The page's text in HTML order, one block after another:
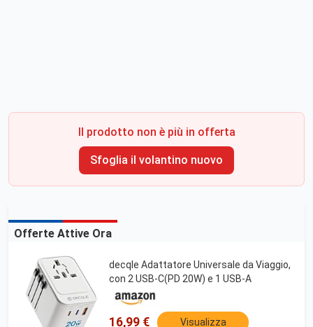
Il prodotto non è più in offerta
Sfoglia il volantino nuovo
Offerte Attive Ora
decqle Adattatore Universale da Viaggio,
con 2 USB-C(PD 20W) e 1 USB-A
16,99 € Visualizza